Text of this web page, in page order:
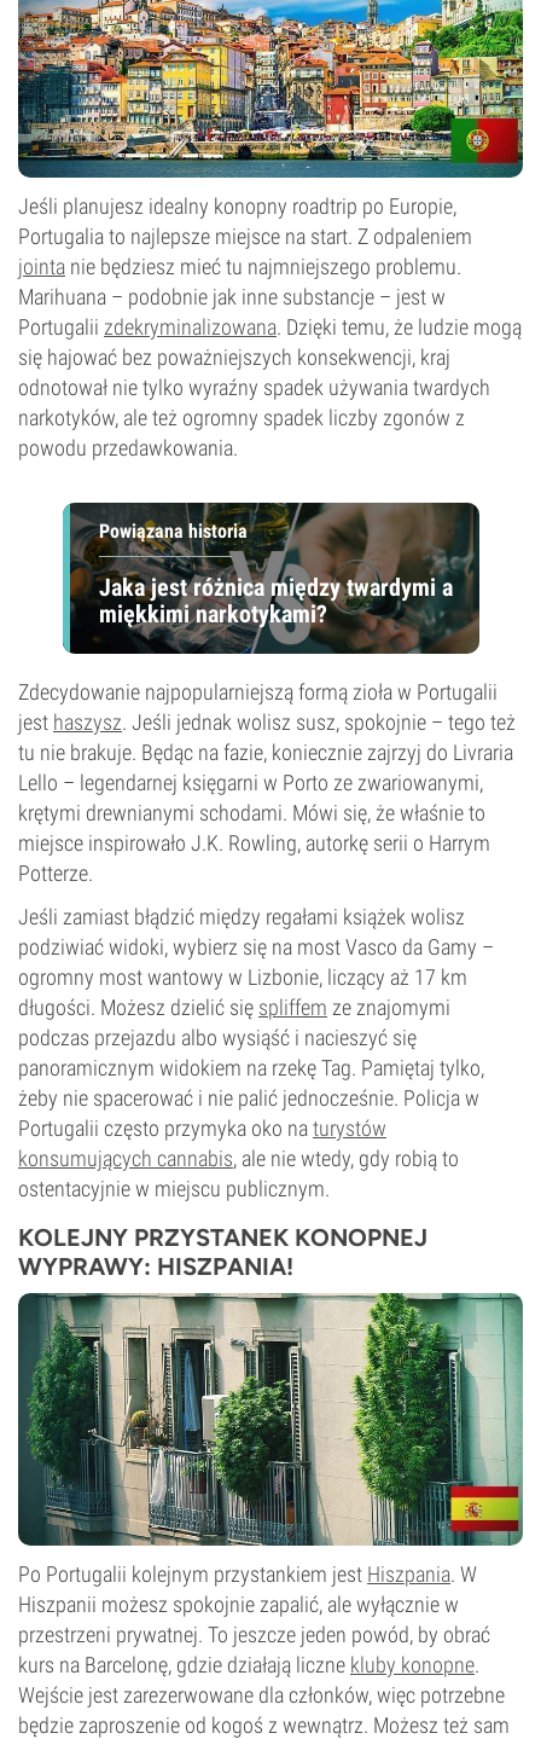
Jeśli planujesz idealny konopny roadtrip po Europie,
Portugalia to najlepsze miejsce na start. Z odpaleniem
jointa nie będziesz mieć tu najmniejszego problemu.
Marihuana – podobnie jak inne substancje – jest w
Portugalii zdekryminalizowana. Dzięki temu, że ludzie mogą
się hajować bez poważniejszych konsekwencji, kraj
odnotował nie tylko wyraźny spadek używania twardych
narkotyków, ale też ogromny spadek liczby zgonów z
powodu przedawkowania.
Powiązana historia
Jaka jest różnica między twardymi a
miękkimi narkotykami?
Zdecydowanie najpopularniejszą formą zioła w Portugalii
jest haszysz. Jeśli jednak wolisz susz, spokojnie – tego też
tu nie brakuje. Będąc na fazie, koniecznie zajrzyj do Livraria
Lello – legendarnej księgarni w Porto ze zwariowanymi,
krętymi drewnianymi schodami. Mówi się, że właśnie to
miejsce inspirowało J.K. Rowling, autorkę serii o Harrym
Potterze.
Jeśli zamiast błądzić między regałami książek wolisz
podziwiać widoki, wybierz się na most Vasco da Gamy –
ogromny most wantowy w Lizbonie, liczący aż 17 km
długości. Możesz dzielić się spliffem ze znajomymi
podczas przejazdu albo wysiąść i nacieszyć się
panoramicznym widokiem na rzekę Tag. Pamiętaj tylko,
żeby nie spacerować i nie palić jednocześnie. Policja w
Portugalii często przymyka oko naturystów
konsumujących cannabis, ale nie wtedy, gdy robią to
ostentacyjnie w miejscu publicznym.
KOLEJNY PRZYSTANEK KONOPNEJ
WYPRAWY: HISZPANIA!
Po Portugalii kolejnym przystankiem jest Hiszpania. W
Hiszpanii możesz spokojnie zapalić, ale wyłącznie w
przestrzeni prywatnej. To jeszcze jeden powód, by obrać
kurs na Barcelonę, gdzie działają liczne kluby konopne.
Wejście jest zarezerwowane dla członków, więc potrzebne
będzie zaproszenie od kogoś z wewnątrz. Możesz też sam